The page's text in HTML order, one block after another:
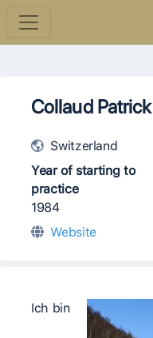
Collaud Patrick
Switzerland
Year of starting to
practice
1984
Website
Ich bin